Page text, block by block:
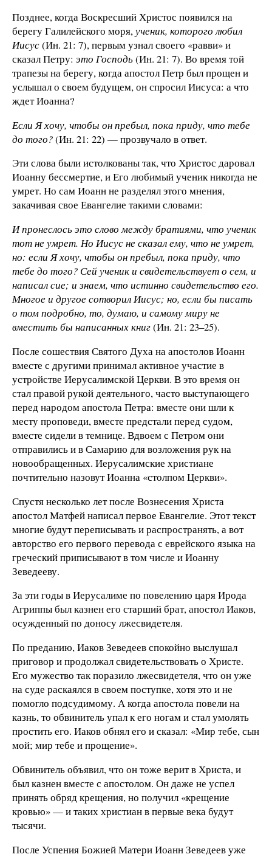
Позднее, когда Воскресший Христос появился на
берегу Галилейского моря,ученик, которого любил
Иисус(Ин. 21: 7), первым узнал своего «равви» и
сказал Петру: это Господь(Ин. 21: 7). Во время той
трапезы на берегу, когда апостол Петр был прощен и
услышал о своем будущем, он спросил Иисуса: а что
ждет Иоанна?
Если Я хочу, чтобы он пребыл, пока приду, что тебе
до того?(Ин. 21: 22) — прозвучало в ответ.
Эти слова были истолкованы так, что Христос даровал
Иоанну бессмертие, и Его любимый ученик никогда не
умрет. Но сам Иоанн не разделял этого мнения,
закачивая свое Евангелие такими словами:
И пронеслось это слово между братиями, что ученик
тот не умрет. Но Иисус не сказал ему, что не умрет,
но: если Я хочу, чтобы он пребыл, пока приду, что
тебе до того? Сей ученик и свидетельствует о сем, и
написал сие; и знаем, что истинно свидетельство его.
Многое и другое сотворил Иисус; но, если бы писать
о том подробно, то, думаю, и самому миру не
вместить бы написанных книг(Ин. 21: 23–25).
После сошествия Святого Духа на апостолов Иоанн
вместе с другими принимал активное участие в
устройстве Иерусалимской Церкви. В это время он
стал правой рукой деятельного, часто выступающего
перед народом апостола Петра: вместе они шли к
месту проповеди, вместе предстали перед судом,
вместе сидели в темнице. Вдвоем с Петром они
отправились и в Самарию для возложения рук на
новообращенных. Иерусалимские христиане
почтительно назовут Иоанна «столпом Церкви».
Спустя несколько лет после Вознесения Христа
апостол Матфей написал первое Евангелие. Этот текст
многие будут переписывать и распространять, а вот
авторство его первого перевода с еврейского языка на
греческий приписывают в том числе и Иоанну
Зеведееву.
За эти годы в Иерусалиме по повелению царя Ирода
Агриппы был казнен его старший брат, апостол Иаков,
осужденный по доносу лжесвидетеля.
По преданию, Иаков Зеведеев спокойно выслушал
приговор и продолжал свидетельствовать о Христе.
Его мужество так поразило лжесвидетеля, что он уже
на суде раскаялся в своем поступке, хотя это и не
помогло подсудимому. А когда апостола повели на
казнь, то обвинитель упал к его ногам и стал умолять
простить его. Иаков обнял его и сказал: «Мир тебе, сын
мой; мир тебе и прощение».
Обвинитель объявил, что он тоже верит в Христа, и
был казнен вместе с апостолом. Он даже не успел
принять обряд крещения, но получил «крещение
кровью» — и таких христиан в первые века будут
тысячи.
После Успения Божией Матери Иоанн Зеведеев уже